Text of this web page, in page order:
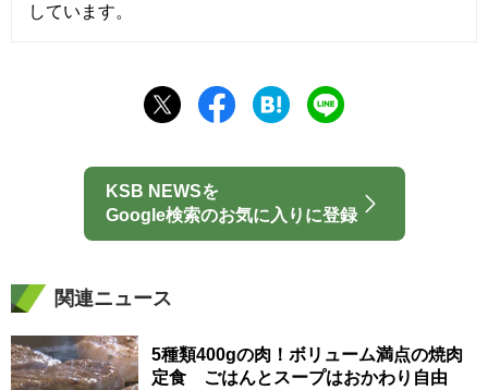
しています。
KSB NEWSを
Google検索のお気に入りに登録
関連ニュース
5種類400gの肉！ボリューム満点の焼肉
定食 ごはんとスープはおかわり自由